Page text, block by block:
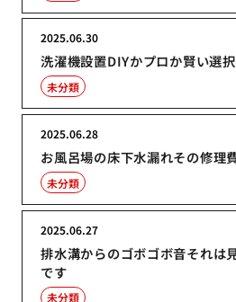
洗濯機設置DIYかプロか賢い選
2025.06.30
未分類
お風呂場の床下水漏れその修理
2025.06.28
未分類
排水溝からのゴボゴボ音それは
です
2025.06.27
未分類